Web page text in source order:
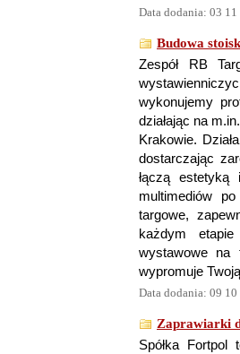
Data dodania: 03
Budowa
Zespół RB
wykonujemy
działając na
Krakowie.
dostarczając
łączą estetyką
multimediów
targowe,
każdym
wystawowe na
wypromuje
Data dodania: 09
Zaprawiarki
Spółka Fortpol